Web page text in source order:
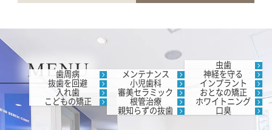
虫歯
歯周病 メンテナンス 神経を守る
抜歯を回避 小児歯科 インプラント
入れ歯 審美セラミック おとなの矯正
こどもの矯正 根管治療 ホワイトニング
親知らずの抜歯 口臭